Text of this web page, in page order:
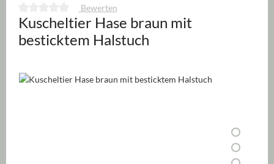
Durchschnittliche Bewertung von 0 von 5 Sternen
Bewerten
Kuscheltier Hase braun mit
besticktem Halstuch
Bildergalerie überspringen